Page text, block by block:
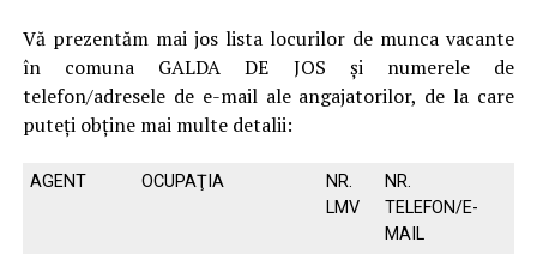
Vă prezentăm mai jos lista locurilor de munca vacante
în comuna GALDA DE JOS și numerele de
telefon/adresele de e-mail ale angajatorilor, de la care
puteți obține mai multe detalii:
AGENT OCUPAŢIA
NR.
LMV
NR.
TELEFON/E-
MAIL